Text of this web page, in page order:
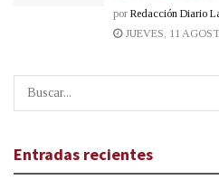
por Redacción Diario
JUEVES, 11
Entradas recientes